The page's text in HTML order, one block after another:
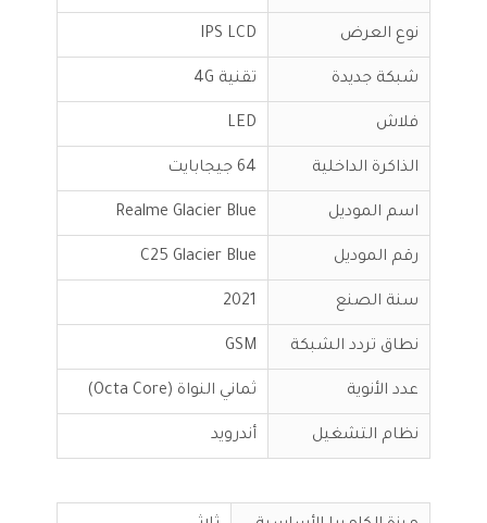
نوع العرض IPS LCD
شبكة جديدة تقنية 4G
فلاش LED
الذاكرة الداخلية 64 جيجابايت
اسم الموديل Realme Glacier Blue
رقم الموديل C25 Glacier Blue
سنة الصنع 2021
نطاق تردد الشبكة GSM
عدد الأنوية ثماني النواة (Octa Core)
نظام التشغيل أندرويد